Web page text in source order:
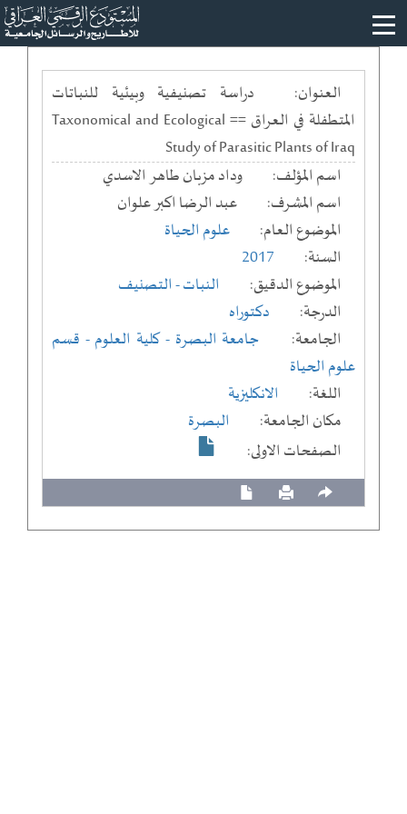
العنوان:
دراسة تصنيفية وبيئية للنباتات
المتطفلة في العراق == Taxonomical and Ecological
Study of Parasitic Plants of Iraq
اسم المؤلف:
وداد مزبان طاهر الاسدي
اسم المشرف:
عبد الرضا اكبر علوان
الموضوع العام:
علوم الحياة
السنة:
2017
الموضوع الدقيق:
النبات - التصنيف
الدرجة:
دكتوراه
الجامعة:
جامعة البصرة - كلية العلوم - قسم
علوم الحياة
اللغة:
الانكليزية
مكان الجامعة:
البصرة
الصفحات الاولى: